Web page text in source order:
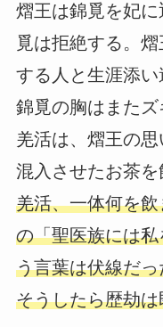
熠王は錦覓を妃
覓は拒絶する。
する人と生涯添い
錦覓の胸はまた
羌活は、熠王の
混入させたお茶
羌活、一体何を
の「聖医族には
う言葉は伏線だ
そうしたら歴劫